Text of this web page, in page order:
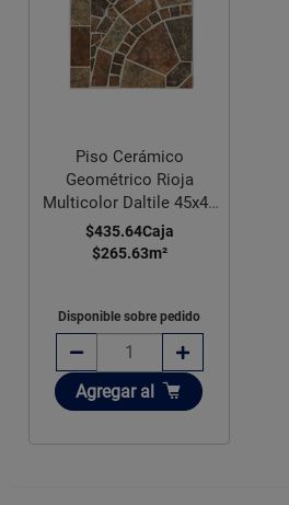
Piso Cerámico
Geométrico Rioja
Multicolor Daltile 45x45
cm GRJ1
$435.64Caja
$265.63m²
Disponible sobre pedido
Añadir
Agregar al